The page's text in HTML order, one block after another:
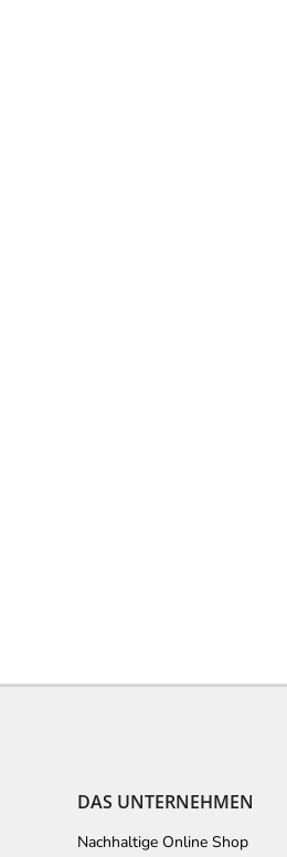
DAS UNTERNEHMEN
Nachhaltige Online Shop